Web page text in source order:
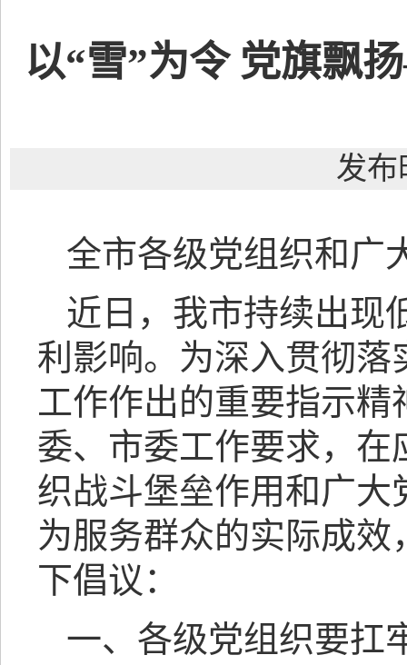
以“雪”为令 党旗飘
发布
全市各级党组织和广
近日，我市持续出现
利影响。为深入贯彻
工作作出的重要指示
委、市委工作要求，
织战斗堡垒作用和广
为服务群众的实际成
下倡议：
一、各级党组织要扛